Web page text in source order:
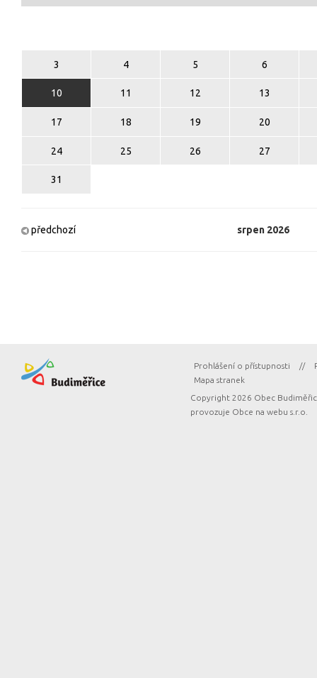
3 4 5 6
10 11 12 13
17 18 19 20
24 25 26 27
31
předchozí srpen 2026
Prohlášení o přístupnosti //
Mapa stranek
Copyright 2026 Obec
provozuje Obce na webu s.r.o.